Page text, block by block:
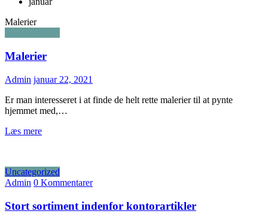
Malerier
Malerier
Admin januar 22, 2021
Er man interesseret i at finde de helt rette malerier til at pynte
hjemmet med,…
Læs mere
Uncategorized
Admin 0 Kommentarer
Stort sortiment indenfor kontorartikler